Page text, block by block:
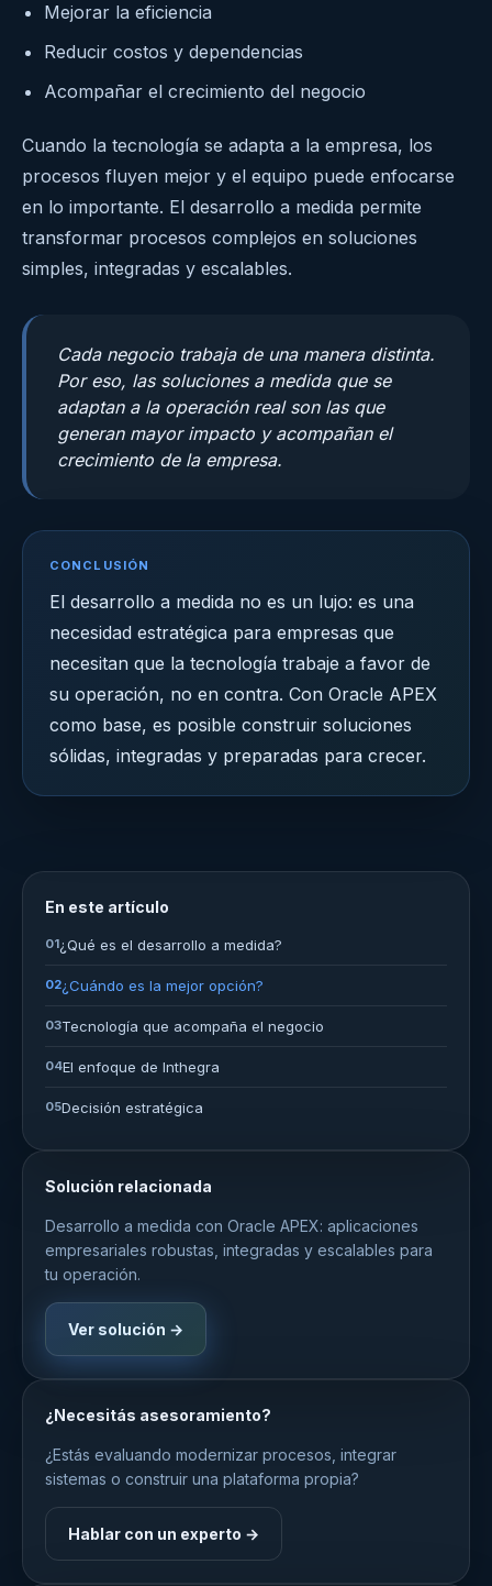
Mejorar la eficiencia
Reducir costos y dependencias
Acompañar el crecimiento del negocio
Cuando la tecnología se adapta a la empresa, los
procesos fluyen mejor y el equipo puede enfocarse
en lo importante. El desarrollo a medida permite
transformar procesos complejos en soluciones
simples, integradas y escalables.
Cada negocio trabaja de una manera distinta.
Por eso, las soluciones a medida que se
adaptan a la operación real son las que
generan mayor impacto y acompañan el
crecimiento de la empresa.
CONCLUSIÓN
El desarrollo a medida no es un lujo: es una
necesidad estratégica para empresas que
necesitan que la tecnología trabaje a favor de
su operación, no en contra. Con Oracle APEX
como base, es posible construir soluciones
sólidas, integradas y preparadas para crecer.
En este artículo
01¿Qué es el desarrollo a medida?
02¿Cuándo es la mejor opción?
03Tecnología que acompaña el negocio
04El enfoque de Inthegra
05Decisión estratégica
Solución relacionada
Desarrollo a medida con Oracle APEX: aplicaciones
empresariales robustas, integradas y escalables para
tu operación.
Ver solución →
¿Necesitás asesoramiento?
¿Estás evaluando modernizar procesos, integrar
sistemas o construir una plataforma propia?
Hablar con un experto →